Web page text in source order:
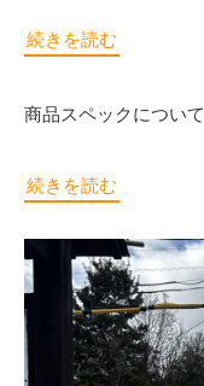
続きを読む
商品スペックについて
続きを読む